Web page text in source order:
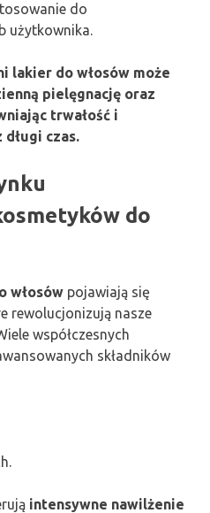
do
użytkownika.
lakier do włosów może
pielęgnację oraz
trwałość i
czas.
do
włosów pojawiają się
rewolucjonizują nasze
współczesnych
składników
intensywne nawilżenie